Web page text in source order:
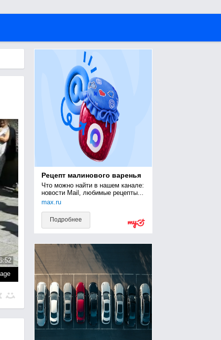
Рецепт малинового варенья
Что можно найти в нашем канале:
новости Mail, любимые рецепты...
max.ru
Подробнее